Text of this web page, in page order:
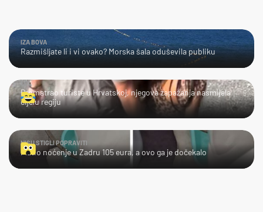
IZA BOVA
Razmišljate li i vi ovako? Morska šala oduševila publiku
LOL
Promatrao turiste u Hrvatskoj, njegova zapažanja nasmijala
cijelu regiju
NISU STIGLI POPRAVITI
Platio noćenje u Zadru 105 eura, a ovo ga je dočekalo